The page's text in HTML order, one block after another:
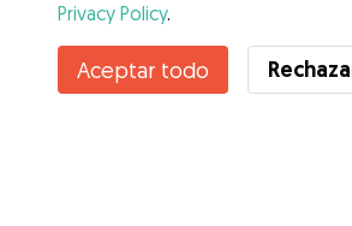
Privacy Policy.
Aceptar todo